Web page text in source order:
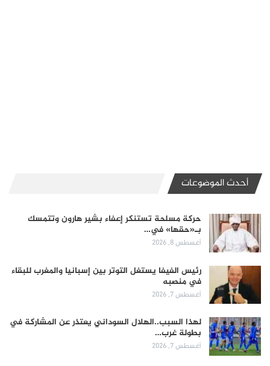
أحدث الموضوعات
حركة مسلحة تستنكر إعفاء بشير هارون وتتمسك
بـ«حقها» في…
أغسطس 8, 2026
رئيس الفيفا يستغل التوتر بين إسبانيا والمغرب للبقاء
في منصبه
أغسطس 7, 2026
لهذا السبب..الهلال السوداني يعتذر عن المشاركة في
بطولة غرب…
أغسطس 7, 2026